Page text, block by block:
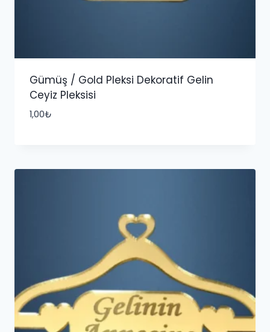
Gümüş / Gold Pleksi Dekoratif Gelin
Ceyiz Pleksisi
1,00₺